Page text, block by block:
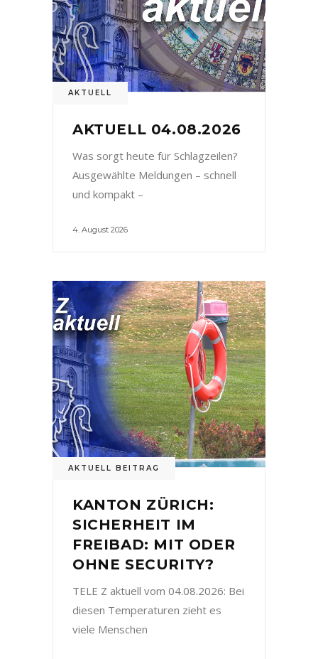
AKTUELL
AKTUELL 04.08.2026
Was sorgt heute für Schlagzeilen?
Ausgewählte Meldungen – schnell
und kompakt –
4. August 2026
AKTUELL BEITRAG
KANTON ZÜRICH:
SICHERHEIT IM
FREIBAD: MIT ODER
OHNE SECURITY?
TELE Z aktuell vom 04.08.2026: Bei
diesen Temperaturen zieht es
viele Menschen